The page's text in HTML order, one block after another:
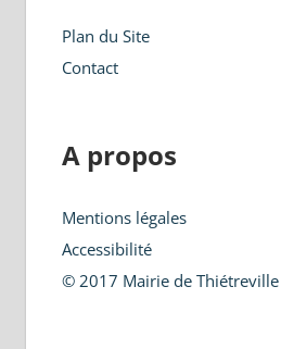
Plan du Site
Contact
A propos
Mentions légales
Accessibilité
© 2017 Mairie de Thiétreville